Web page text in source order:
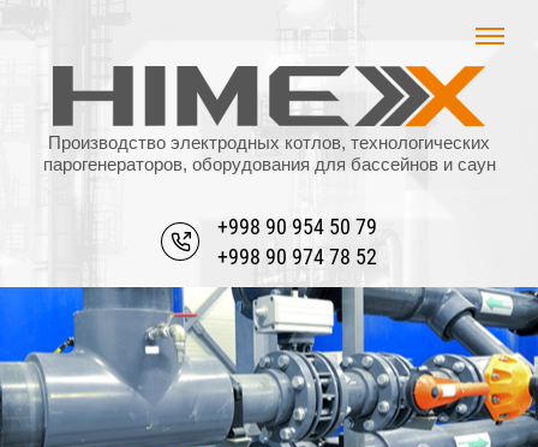
Производство электродных котлов, технологических
парогенераторов, оборудования для бассейнов и саун
+998 90 954 50 79
+998 90 974 78 52